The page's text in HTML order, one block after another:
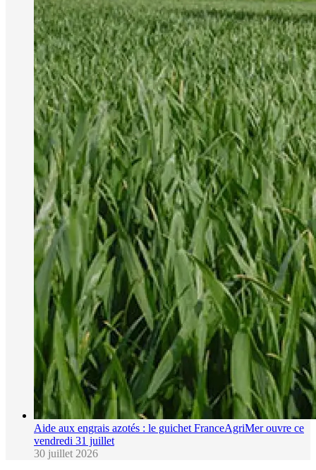
Aide aux engrais azotés : le guichet FranceAgriMer ouvre ce
vendredi 31 juillet
30 juillet 2026